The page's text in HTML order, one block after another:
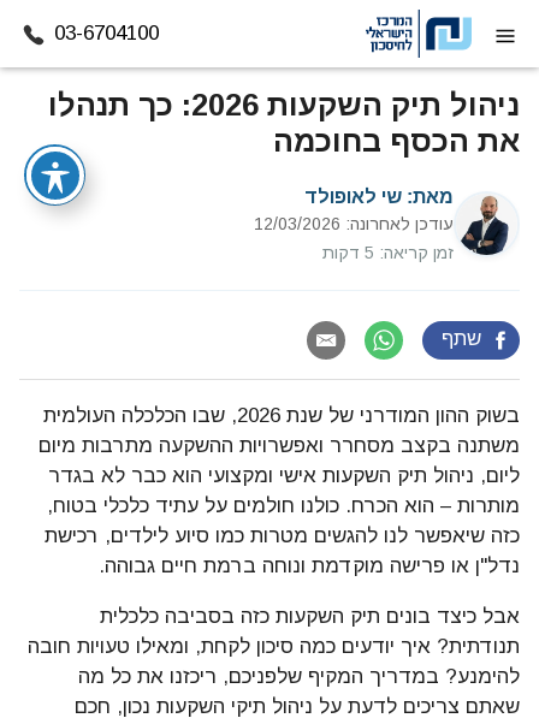
דלג לתוכן
03-6704100
ניהול תיק השקעות 2026: כך תנהלו
את הכסף בחוכמה
מאת: שי לאופולד
עודכן לאחרונה: 12/03/2026
זמן קריאה: 5 דקות
שתף
בשוק ההון המודרני של שנת 2026, שבו הכלכלה העולמית
משתנה בקצב מסחרר ואפשרויות ההשקעה מתרבות מיום
ליום, ניהול תיק השקעות אישי ומקצועי הוא כבר לא בגדר
מותרות – הוא הכרח. כולנו חולמים על עתיד כלכלי בטוח,
כזה שיאפשר לנו להגשים מטרות כמו סיוע לילדים, רכישת
נדל"ן או פרישה מוקדמת ונוחה ברמת חיים גבוהה.
אבל כיצד בונים תיק השקעות כזה בסביבה כלכלית
תנודתית? איך יודעים כמה סיכון לקחת, ומאילו טעויות חובה
להימנע? במדריך המקיף שלפניכם, ריכזנו את כל מה
שאתם צריכים לדעת על ניהול תיקי השקעות נכון, חכם